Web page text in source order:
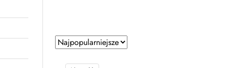
Zastosowano sortowanie: Najpopularniejsze.
Sortuj
według